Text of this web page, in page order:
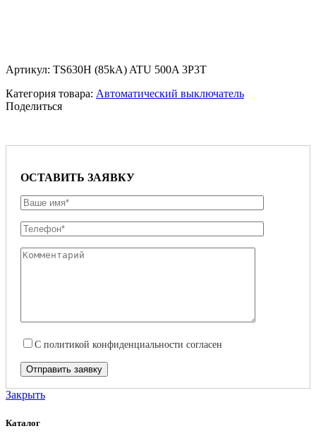
Артикул: TS630H (85kA) ATU 500A 3P3T
Категория товара: Автоматический выключатель
Поделиться
ОСТАВИТЬ ЗАЯВКУ
С политикой конфиденциальности согласен
Закрыть
Каталог